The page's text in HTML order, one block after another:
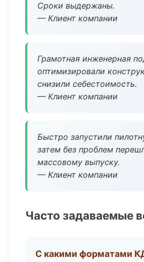
Сроки выдержаны.
— Клиент компании
Грамотная инженерная
оптимизировали
снизили себестоимость.
— Клиент компании
Быстро запустили
затем без проблем
массовому выпуску.
— Клиент компании
Часто задаваемые
С какими форматами